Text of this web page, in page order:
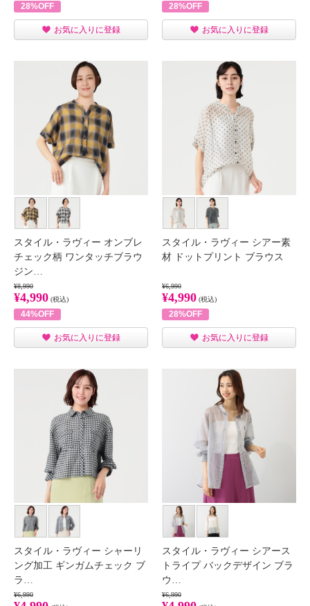
28%OFF
お気に入りに登録
28%OFF
お気に入りに登録
スタイル・ラヴィー オンブレ
チェック柄 ワンタッチブラウ
ジン…
¥8,990
¥4,990 (税込)
44%OFF
お気に入りに登録
スタイル・ラヴィー シアー素
材 ドットプリント ブラウス
¥6,990
¥4,990 (税込)
28%OFF
お気に入りに登録
スタイル・ラヴィー シャーリ
ング加工 ギンガムチェック ブ
ラ…
¥6,990
スタイル・ラヴィー シアース
トライプ バックデザイン ブラ
ウ…
¥6,990